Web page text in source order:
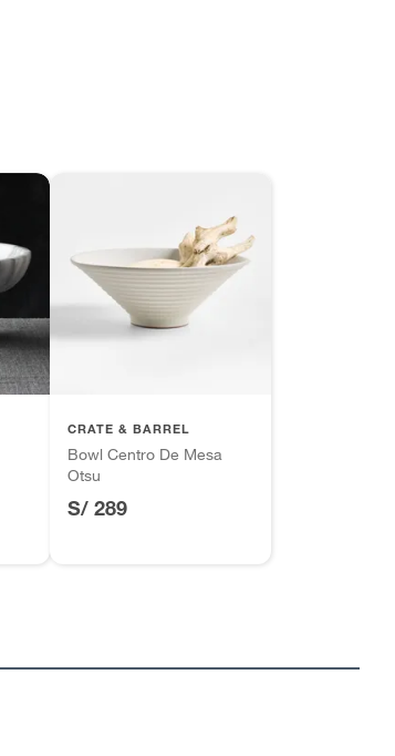
CRATE & BARREL
Bowl Centro De Mesa
Otsu
S/ 289